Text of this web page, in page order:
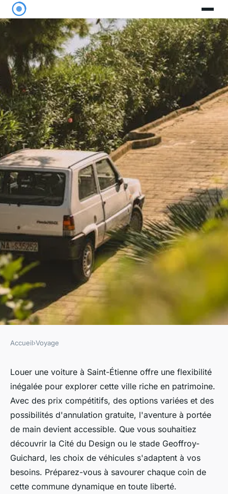
VOYAGE
Louez votre voiture à Saint-
Étienne : flexibilité et choix
Alix•20 mars 2025•4 min de lecture
Accueil›Voyage
Louer une voiture à Saint-Étienne offre une flexibilité
inégalée pour explorer cette ville riche en patrimoine.
Avec des prix compétitifs, des options variées et des
possibilités d'annulation gratuite, l'aventure à portée
de main devient accessible. Que vous souhaitiez
découvrir la Cité du Design ou le stade Geoffroy-
Guichard, les choix de véhicules s'adaptent à vos
besoins. Préparez-vous à savourer chaque coin de
cette commune dynamique en toute liberté.